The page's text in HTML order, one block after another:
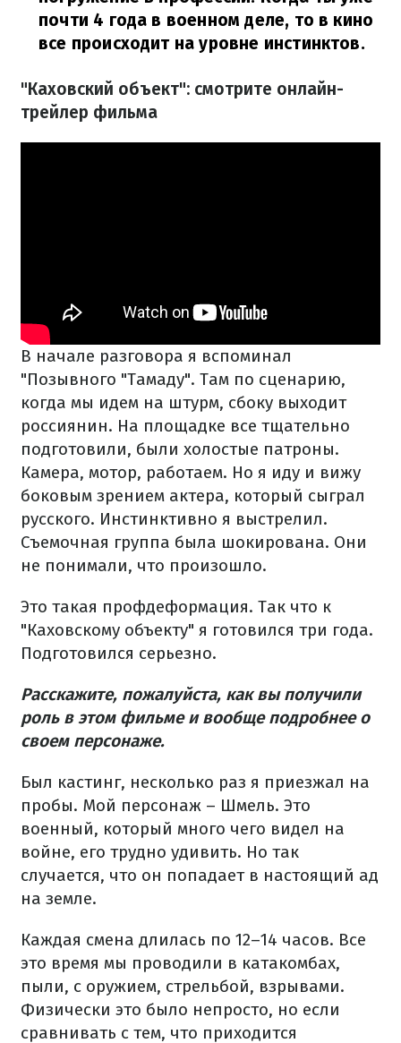
почти 4 года в военном деле, то в кино
все происходит на уровне инстинктов.
"Каховский объект": смотрите онлайн-
трейлер фильма
В начале разговора я вспоминал
"Позывного "Тамаду". Там по сценарию,
когда мы идем на штурм, сбоку выходит
россиянин. На площадке все тщательно
подготовили, были холостые патроны.
Камера, мотор, работаем. Но я иду и вижу
боковым зрением актера, который сыграл
русского. Инстинктивно я выстрелил.
Съемочная группа была шокирована. Они
не понимали, что произошло.
Это такая профдеформация. Так что к
"Каховскому объекту" я готовился три года.
Подготовился серьезно.
Расскажите, пожалуйста, как вы получили
роль в этом фильме и вообще подробнее о
своем персонаже.
Был кастинг, несколько раз я приезжал на
пробы. Мой персонаж – Шмель. Это
военный, который много чего видел на
войне, его трудно удивить. Но так
случается, что он попадает в настоящий ад
на земле.
Каждая смена длилась по 12–14 часов. Все
это время мы проводили в катакомбах,
пыли, с оружием, стрельбой, взрывами.
Физически это было непросто, но если
сравнивать с тем, что приходится